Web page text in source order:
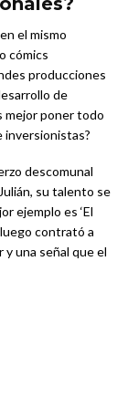
el mismo
cómics
producciones
de
mejor poner todo
inversionistas?
descomunal
su talento se
ejemplo es ‘El
luego contrató a
y una señal que el